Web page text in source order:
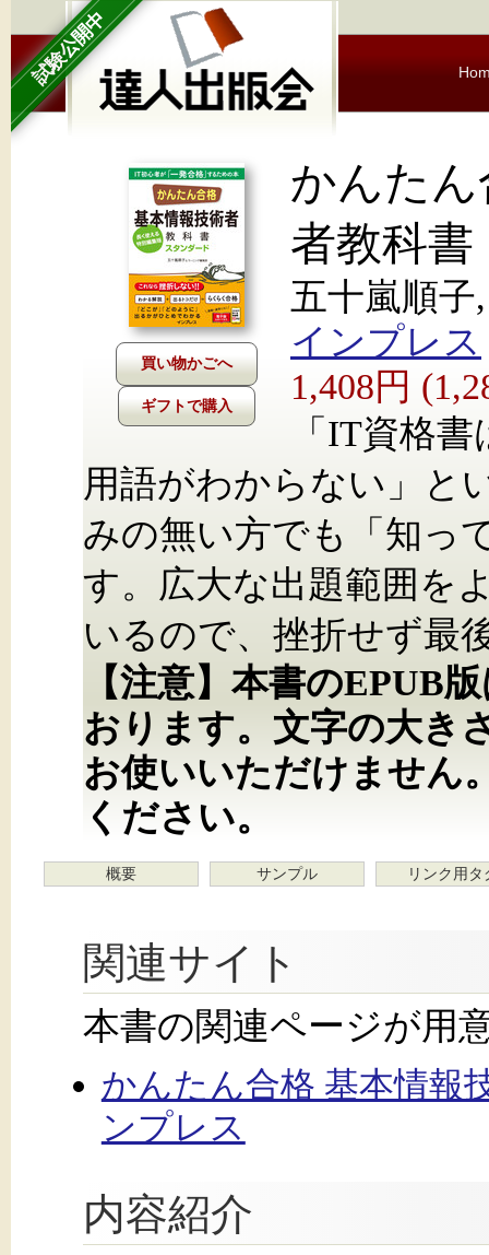
試験公開中
ギフトで購入
かんた
者教科
五十嵐順
インプレス
1,408円
「IT資格
用語がわからない」と
みの無い方でも「知っ
す。広大な出題範囲を
いるので、挫折せず最
【注意】本書のEPUB
おります。文字の大き
お使いいただけません
ください。
概要 サンプル リンク用タ
関連サイト
本書の関連ページが用
かんたん合格 基本情報
ンプレス
内容紹介